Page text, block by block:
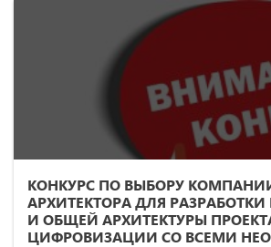
КОНКУРС ПО ВЫБОРУ
АРХИТЕКТОРА ДЛЯ
И ОБЩЕЙ АРХИТЕКТУРЫ
ЦИФРОВИЗАЦИИ СО ВСЕМИ